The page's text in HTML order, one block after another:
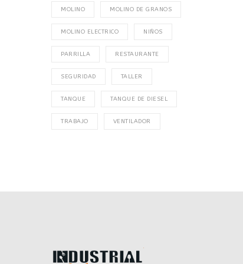
MOLINO MOLINO DE GRANOS
MOLINO ELECTRICO NIÑOS
PARRILLA RESTAURANTE
SEGURIDAD TALLER
TANQUE TANQUE DE DIESEL
TRABAJO VENTILADOR